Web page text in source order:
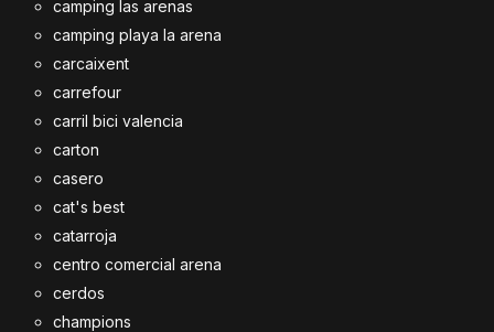
camping las arenas
camping playa la arena
carcaixent
carrefour
carril bici valencia
carton
casero
cat's best
catarroja
centro comercial arena
cerdos
champions